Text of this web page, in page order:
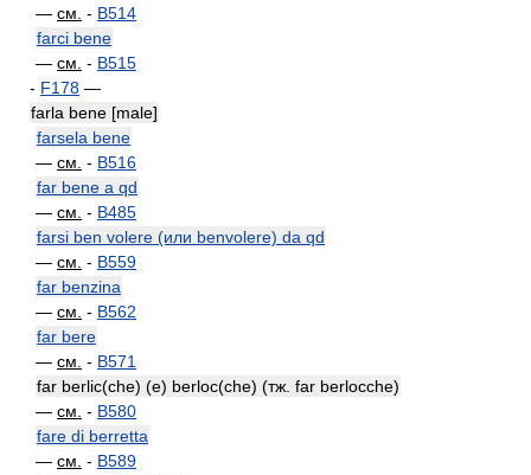
— см. - B514
farci bene
— см. - B515
- F178 —
farla bene [male]
farsela bene
— см. - B516
far bene a qd
— см. - B485
farsi ben volere (или benvolere) da qd
— см. - B559
far benzina
— см. - B562
far bere
— см. - B571
far berlic(che) (e) berloc(che) (тж. far berlocche)
— см. - B580
fare di berretta
— см. - B589